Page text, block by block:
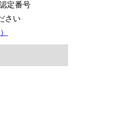
定番号
さい